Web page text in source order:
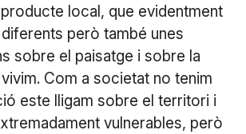
local, que evidentment
però també unes
sobre el paisatge i sobre la
Com a societat no tenim
este lligam sobre el territori i
vulnerables, però